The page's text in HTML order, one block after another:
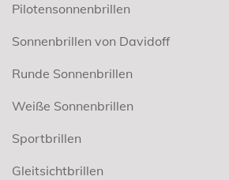
Pilotensonnenbrillen
Sonnenbrillen von Davidoff
Runde Sonnenbrillen
Weiße Sonnenbrillen
Sportbrillen
Gleitsichtbrillen